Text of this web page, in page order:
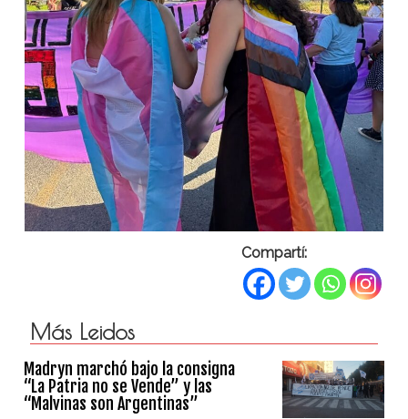
Compartí:
Más Leidos
Madryn marchó bajo la consigna
“La Patria no se Vende” y las
“Malvinas son Argentinas”